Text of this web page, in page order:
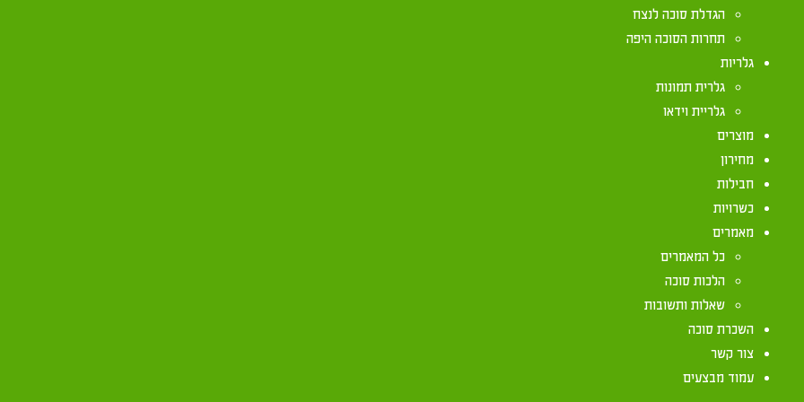
הגדלת סוכה לנצח
תחרות הסוכה היפה
גלריות
גלרית תמונות
גלריית וידאו
מוצרים
מחירון
חבילות
כשרויות
מאמרים
כל המאמרים
הלכות סוכה
שאלות ותשובות
השכרת סוכה
צור קשר
עמוד מבצעים
הלכות לחג סוכות ניתן למצוא באתרים הבאים:
רמב"ם להלכות סוכה: http://www.mechon-mamre.org/i/3604.htm
פניני הלכה הלכות סוכה: http://ph.yhb.org.il/category/%D7%A1%D7%95%D7%9B%D7%95%D7%AA/